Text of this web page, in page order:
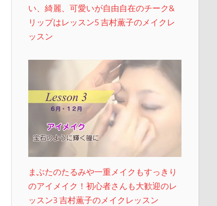
い、綺麗、可愛いが自由自在のチーク&
リップはレッスン5 吉村薫子のメイクレ
ッスン
まぶたのたるみや一重メイクもすっきり
のアイメイク！初心者さんも大歓迎のレ
ッスン3 吉村薫子のメイクレッスン